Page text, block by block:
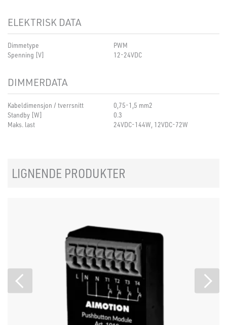
ELEKTRISK DATA
Dimmetype
PWM
Spenning [V]
12-24VDC
DIMMERDATA
Kabeldimensjon / tverrsnitt
0,75-1,5 mm2
Standby [W]
0.3
Maks. last
24VDC-144W, 12VDC-72W
LIGNENDE PRODUKTER